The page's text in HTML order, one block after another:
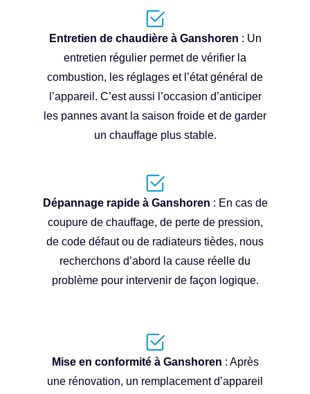
Entretien de chaudière à Ganshoren : Un
entretien régulier permet de vérifier la
combustion, les réglages et l’état général de
l’appareil. C’est aussi l’occasion d’anticiper
les pannes avant la saison froide et de garder
un chauffage plus stable.
Dépannage rapide à Ganshoren : En cas de
coupure de chauffage, de perte de pression,
de code défaut ou de radiateurs tièdes, nous
recherchons d’abord la cause réelle du
problème pour intervenir de façon logique.
Mise en conformité à Ganshoren : Après
une rénovation, un remplacement d’appareil